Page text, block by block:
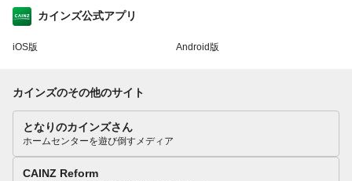
カインズ公式アプリ
iOS版 Android版
カインズのその他のサイト
となりのカインズさん
ホームセンターを遊び倒すメディア
CAINZ Reform